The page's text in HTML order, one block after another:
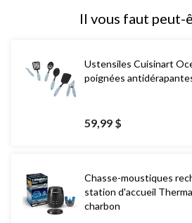
Il vous faut peut-
Ustensiles Cuisinart
poignées
59,99 $
Chasse-moustiques
station d'accueil
charbon